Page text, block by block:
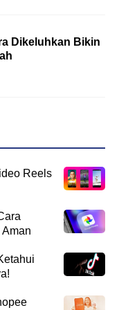
Dikeluhkan Bikin
Reels